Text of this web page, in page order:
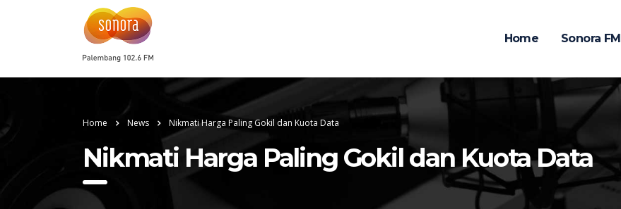
Home Sonora FM
Home News Nikmati Harga Paling Gokil dan Kuota Data
Nikmati Harga Paling Gokil dan Kuota Data